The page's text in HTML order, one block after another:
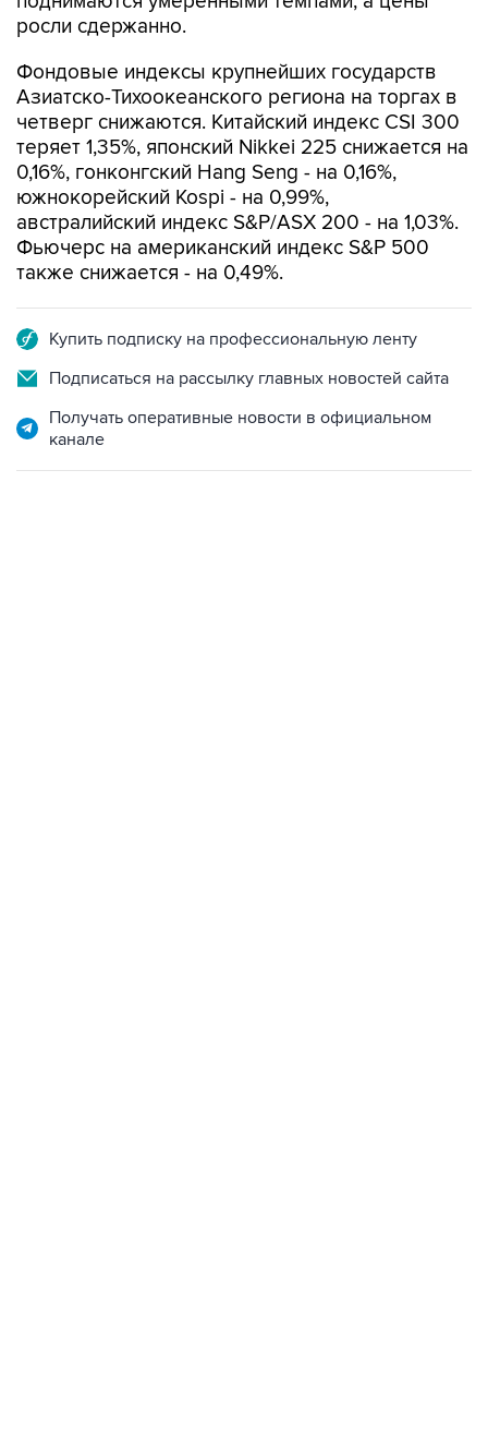
Фондовые индексы крупнейших государств
четверг снижаются. Китайский индекс CSI 300
теряет 1,35%, японский Nikkei 225 снижается на
0,16%, гонконгский Hang Seng - на 0,16%,
южнокорейский Kospi - на 0,99%,
австралийский индекс S&P/ASX 200 - на 1,03%.
Фьючерс на американский индекс S&P 500
также снижается - на 0,49%.
Подписаться на рассылку главных новостей сайта
Получать оперативные новости в официальном